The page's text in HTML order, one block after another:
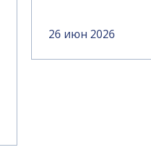
26 июн 2026